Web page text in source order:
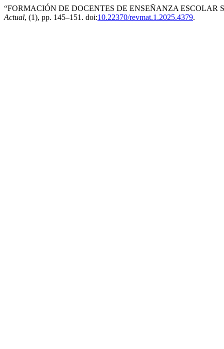
“FORMACIÓN DE DOCENTES DE ENSEÑANZA
Actual, (1), pp. 145–151. doi:10.22370/revmat.1.2025.4379.